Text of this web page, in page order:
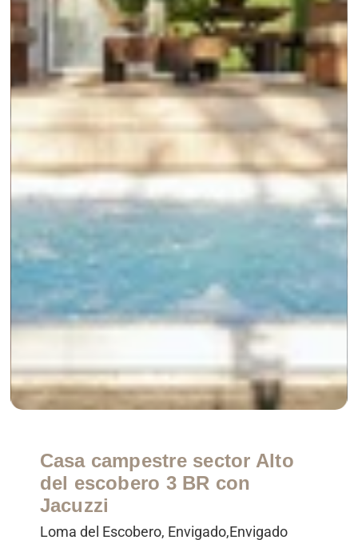
Casa campestre sector Alto
del escobero 3 BR con
Jacuzzi
Loma del Escobero, Envigado,Envigado